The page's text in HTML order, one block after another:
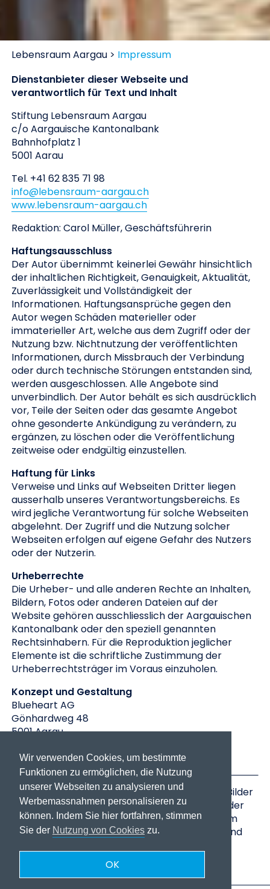
Lebensraum Aargau > Impressum
Dienstanbieter dieser Webseite und
verantwortlich für Text und Inhalt
Stiftung Lebensraum Aargau
c/o Aargauische Kantonalbank
Bahnhofplatz 1
5001 Aarau
Tel. +41 62 835 71 98
info@lebensraum-aargau.ch
www.lebensraum-aargau.ch
Redaktion: Carol Müller, Geschäftsführerin
Haftungsausschluss
Der Autor übernimmt keinerlei Gewähr hinsichtlich
der inhaltlichen Richtigkeit, Genauigkeit, Aktualität,
Zuverlässigkeit und Vollständigkeit der
Informationen. Haftungsansprüche gegen den
Autor wegen Schäden materieller oder
immaterieller Art, welche aus dem Zugriff oder der
Nutzung bzw. Nichtnutzung der veröffentlichten
Informationen, durch Missbrauch der Verbindung
oder durch technische Störungen entstanden sind,
werden ausgeschlossen. Alle Angebote sind
unverbindlich. Der Autor behält es sich ausdrücklich
vor, Teile der Seiten oder das gesamte Angebot
ohne gesonderte Ankündigung zu verändern, zu
ergänzen, zu löschen oder die Veröffentlichung
zeitweise oder endgültig einzustellen.
Haftung für Links
Verweise und Links auf Webseiten Dritter liegen
ausserhalb unseres Verantwortungsbereichs. Es
wird jegliche Verantwortung für solche Webseiten
abgelehnt. Der Zugriff und die Nutzung solcher
Webseiten erfolgen auf eigene Gefahr des Nutzers
oder der Nutzerin.
Urheberrechte
Die Urheber- und alle anderen Rechte an Inhalten,
Bildern, Fotos oder anderen Dateien auf der
Website gehören ausschliesslich der Aargauischen
Kantonalbank oder den speziell genannten
Rechtsinhabern. Für die Reproduktion jeglicher
Elemente ist die schriftliche Zustimmung der
Urheberrechtsträger im Voraus einzuholen.
Konzept und Gestaltung
Blueheart AG
Gönhardweg 48
5001 Aarau
www.blueheart.ch
Für die Unterstützung bei der Entstehung der Bilder
danken wir dem Fotografen Hannes Kirchhof, der
Stadtbibliothek Aarau mit Rahel Leibacher, dem
Schüwo-Park Wohlen, der Stiftung Murimoos und
Wir verwenden Cookies, um bestimmte
Funktionen zu ermöglichen, die Nutzung
unserer Webseiten zu analysieren und
Werbemassnahmen personalisieren zu
können. Indem Sie hier fortfahren, stimmen
Sie der Nutzung von Cookies zu.
OK